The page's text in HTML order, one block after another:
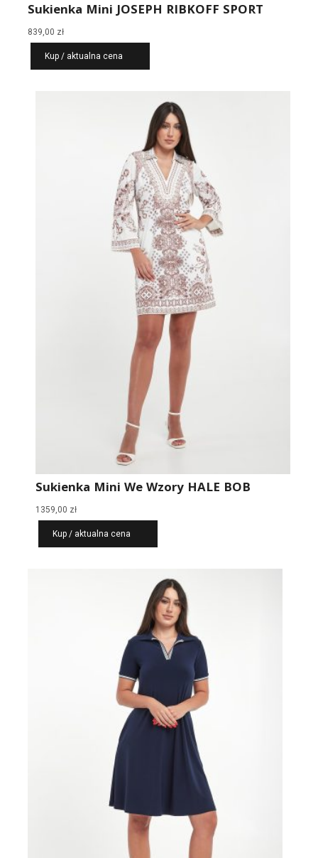
Sukienka Mini JOSEPH RIBKOFF SPORT
839,00 zł
Kup / aktualna cena
Sukienka Mini We Wzory HALE BOB
1359,00 zł
Kup / aktualna cena